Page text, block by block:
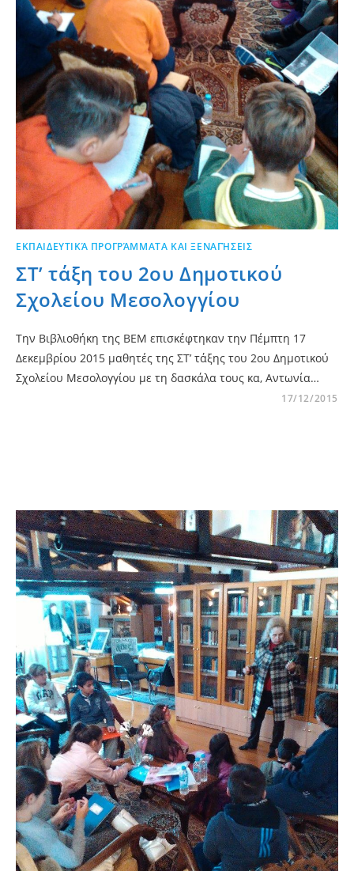
ΕΚΠΑΙΔΕΥΤΙΚΆ ΠΡΟΓΡΆΜΜΑΤΑ ΚΑΙ ΞΕΝΑΓΉΣΕΙΣ
ΣΤ’ τάξη του 2ου Δημοτικού
Σχολείου Μεσολογγίου
Την Βιβλιοθήκη της ΒΕΜ επισκέφτηκαν την Πέμπτη 17
Δεκεμβρίου 2015 μαθητές της ΣΤ’ τάξης του 2ου Δημοτικού
Σχολείου Μεσολογγίου με τη δασκάλα τους κα, Αντωνία…
17/12/2015